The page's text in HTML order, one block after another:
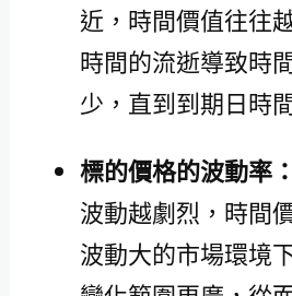
近，時間價值往往
時間的流逝導致時
少，直到到期日時
標的價格的波動率：
波動越劇烈，時間
波動大的市場環境